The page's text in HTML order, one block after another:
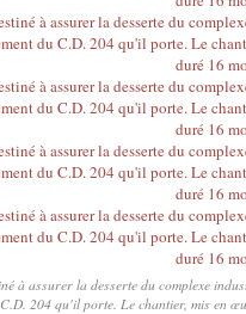
à assurer la desserte du complexe
204 qu'il porte. Le chantier, mis en